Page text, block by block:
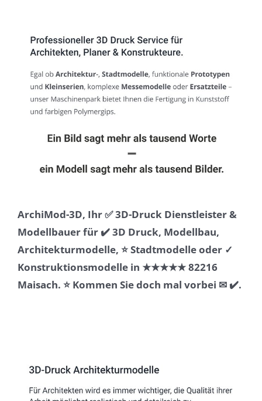
ArchiMod-3D, Ihr ✅ 3D-Druck Dienstleister &
Modellbauer für ✔️ 3D Druck, Modellbau,
Architekturmodelle, ⭐ Stadtmodelle oder ✓
Konstruktionsmodelle in ★★★★★ 82216
Maisach. ⭐ Kommen Sie doch mal vorbei ✉ ✔️.